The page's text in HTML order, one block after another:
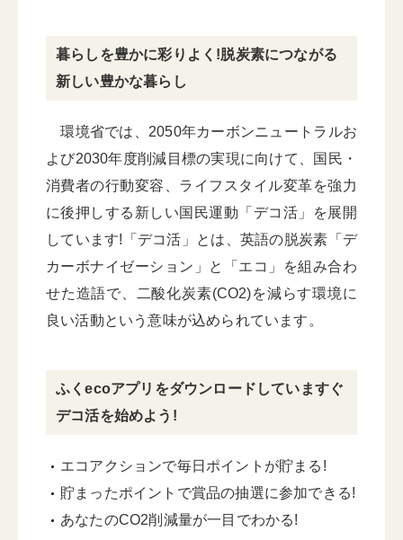
暮らしを豊かに彩りよく!脱炭素につながる
新しい豊かな暮らし
環境省では、2050年カーボンニュートラルお
よび2030年度削減目標の実現に向けて、国民・
消費者の行動変容、ライフスタイル変革を強力
に後押しする新しい国民運動「デコ活」を展開
しています!「デコ活」とは、英語の脱炭素「デ
カーボナイゼーション」と「エコ」を組み合わ
せた造語で、二酸化炭素(CO2)を減らす環境に
良い活動という意味が込められています。
ふくecoアプリをダウンロードしていますぐ
デコ活を始めよう!
エコアクションで毎日ポイントが貯まる!
貯まったポイントで賞品の抽選に参加できる!
あなたのCO2削減量が一目でわかる!